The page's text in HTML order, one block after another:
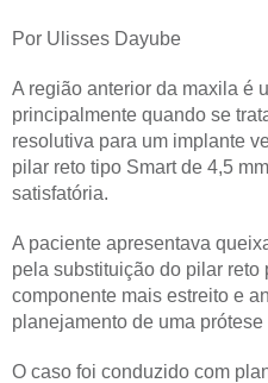
Por Ulisses Dayube
A região anterior da maxila é
principalmente quando se
resolutiva para um implante
pilar reto tipo Smart de 4,5
satisfatória.
A paciente apresentava
pela substituição do pilar reto
componente mais estreito e
planejamento de uma
O caso foi conduzido com